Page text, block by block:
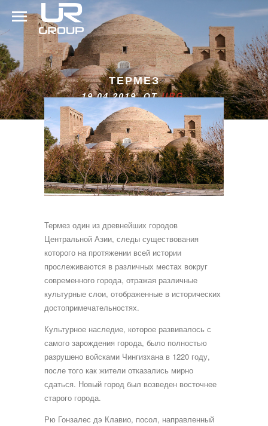
ТЕРМЕЗ
19.04.2019 ОТURG
Термез один из древнейших городов
Центральной Азии, следы существования
которого на протяжении всей истории
прослеживаются в различных местах вокруг
современного города, отражая различные
культурные слои, отображенные в исторических
достопримечательностях.
Культурное наследие, которое развивалось с
самого зарождения города, было полностью
разрушено войсками Чингизхана в 1220 году,
после того как жители отказались мирно
сдаться. Новый город был возведен восточнее
старого города.
Рю Гонзалес дэ Клавио, посол, направленный